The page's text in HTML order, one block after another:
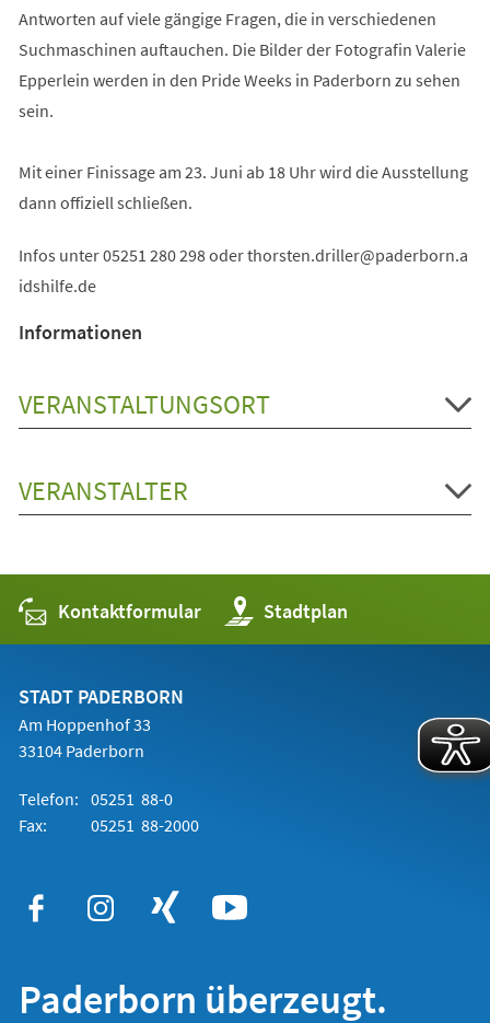
Antworten auf viele gängige Fragen, die in verschiedenen
Suchmaschinen auftauchen. Die Bilder der Fotografin Valerie
Epperlein werden in den Pride Weeks in Paderborn zu sehen
sein.
Mit einer Finissage am 23. Juni ab 18 Uhr wird die Ausstellung
dann offiziell schließen.
Infos unter 05251 280 298 oderthorsten.driller
paderborn.a
idshilfe de
Informationen
VERANSTALTUNGSORT
VERANSTALTER
Kontaktformular Stadtplan
(Öffnet
in
einem
STADT PADERBORN
Am Hoppenhof 33
33104 Paderborn
Telefon: 05251 88-0
Fax:
05251 88-2000
Paderborn überzeugt.